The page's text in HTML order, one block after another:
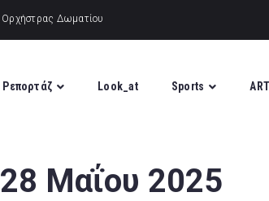
Ρεπορτάζ Look_at Sports ART
28 Μαΐου 2025